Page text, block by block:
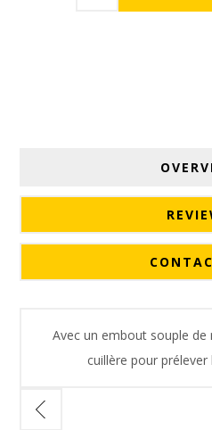
Avec un embout souple
cuillère pour